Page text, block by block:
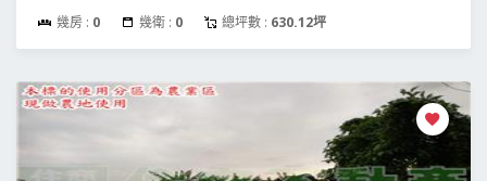
幾房 : 0 幾衛 : 0 總坪數 : 630.12坪